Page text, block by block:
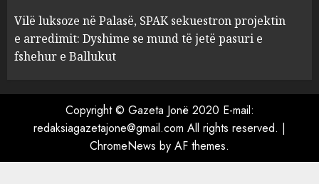
Vilë luksoze në Palasë, SPAK
Ballukut
AUGUST 9, 2026
Vilë luksoze në Palasë, SPAK sekuestron projektin
e arredimit: Dyshime se mund të jetë pasuri e
fshehur e Ballukut
Copyright © Gazeta Jonë 2020 E-mail:
redaksiagazetajone@gmail.com All rights reserved. |
ChromeNews by AF themes.